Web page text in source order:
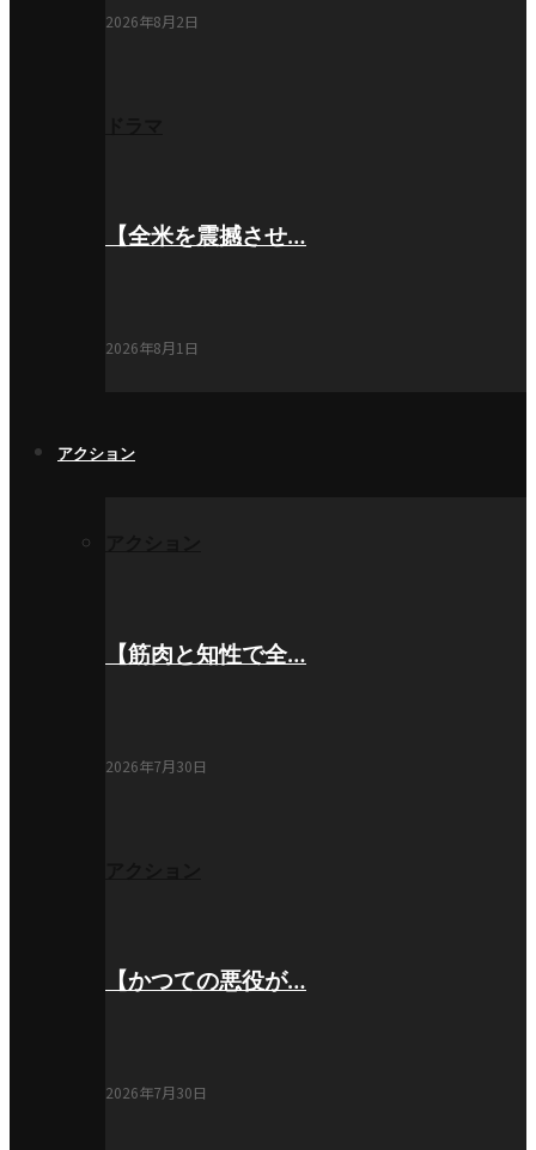
2026年8月2日
【全米を震撼させ…
2026年8月1日
アクション
【筋肉と知性で全…
2026年7月30日
【かつての悪役が…
2026年7月30日